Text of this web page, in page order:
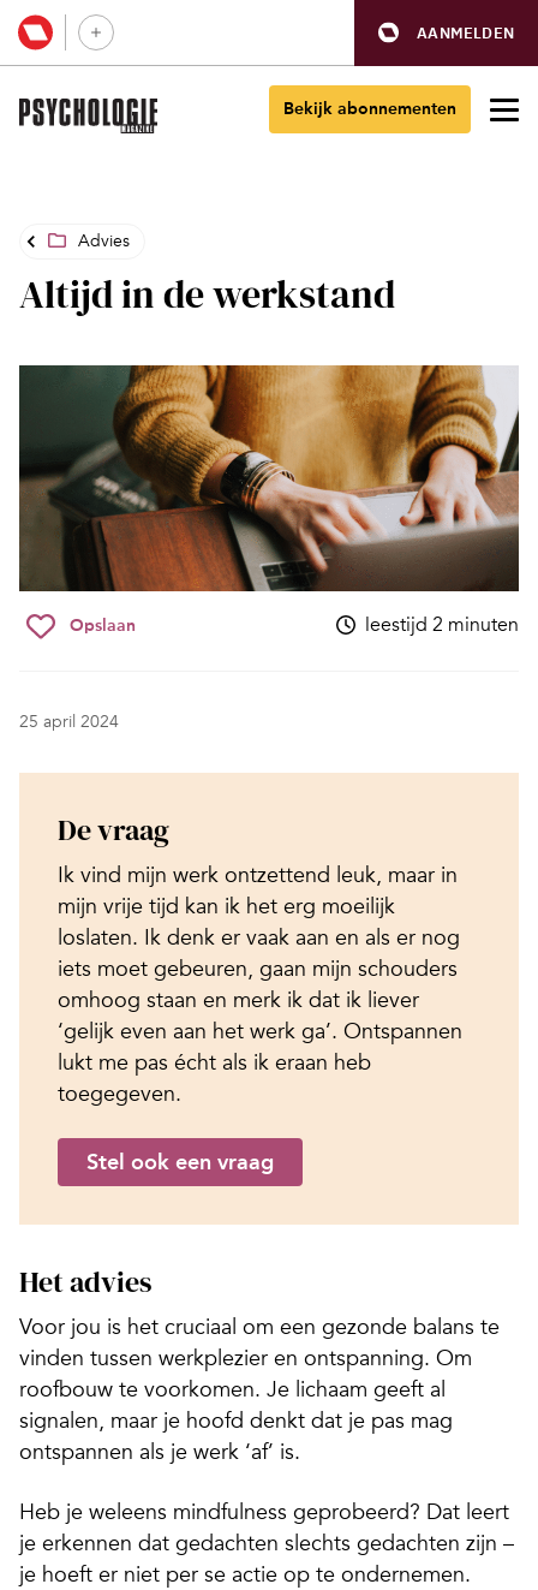
AANMELDEN
Bekijk abonnementen
Advies
Altijd in de werkstand
Opslaan leestijd 2 minuten
25 april 2024
De vraag
Ik vind mijn werk ontzettend leuk, maar in
mijn vrije tijd kan ik het erg moeilijk
loslaten. Ik denk er vaak aan en als er nog
iets moet gebeuren, gaan mijn schouders
omhoog staan en merk ik dat ik liever
‘gelijk even aan het werk ga’. Ontspannen
lukt me pas écht als ik eraan heb
toegegeven.
Stel ook een vraag
Het advies
Voor jou is het cruciaal om een gezonde balans te
vinden tussen werkplezier en ontspanning. Om
roofbouw te voorkomen. Je lichaam geeft al
signalen, maar je hoofd denkt dat je pas mag
ontspannen als je werk ‘af’ is.
Heb je weleens mindfulness geprobeerd? Dat leert
je erkennen dat gedachten slechts gedachten zijn –
je hoeft er niet per se actie op te ondernemen.